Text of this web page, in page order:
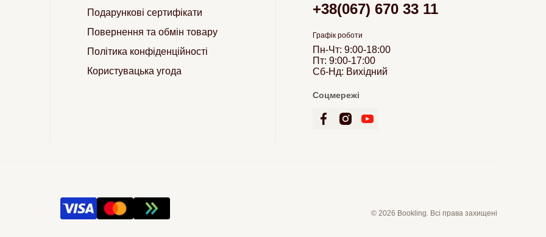
Подарункові сертифікати
Повернення та обмін товару
Політика конфіденційності
Користувацька угода
+38(067) 670 33 11
Графік роботи
Пн-Чт: 9:00-18:00
Пт: 9:00-17:00
Сб-Нд: Вихідний
Соцмережі
© 2026 Bookling. Всі права захищені